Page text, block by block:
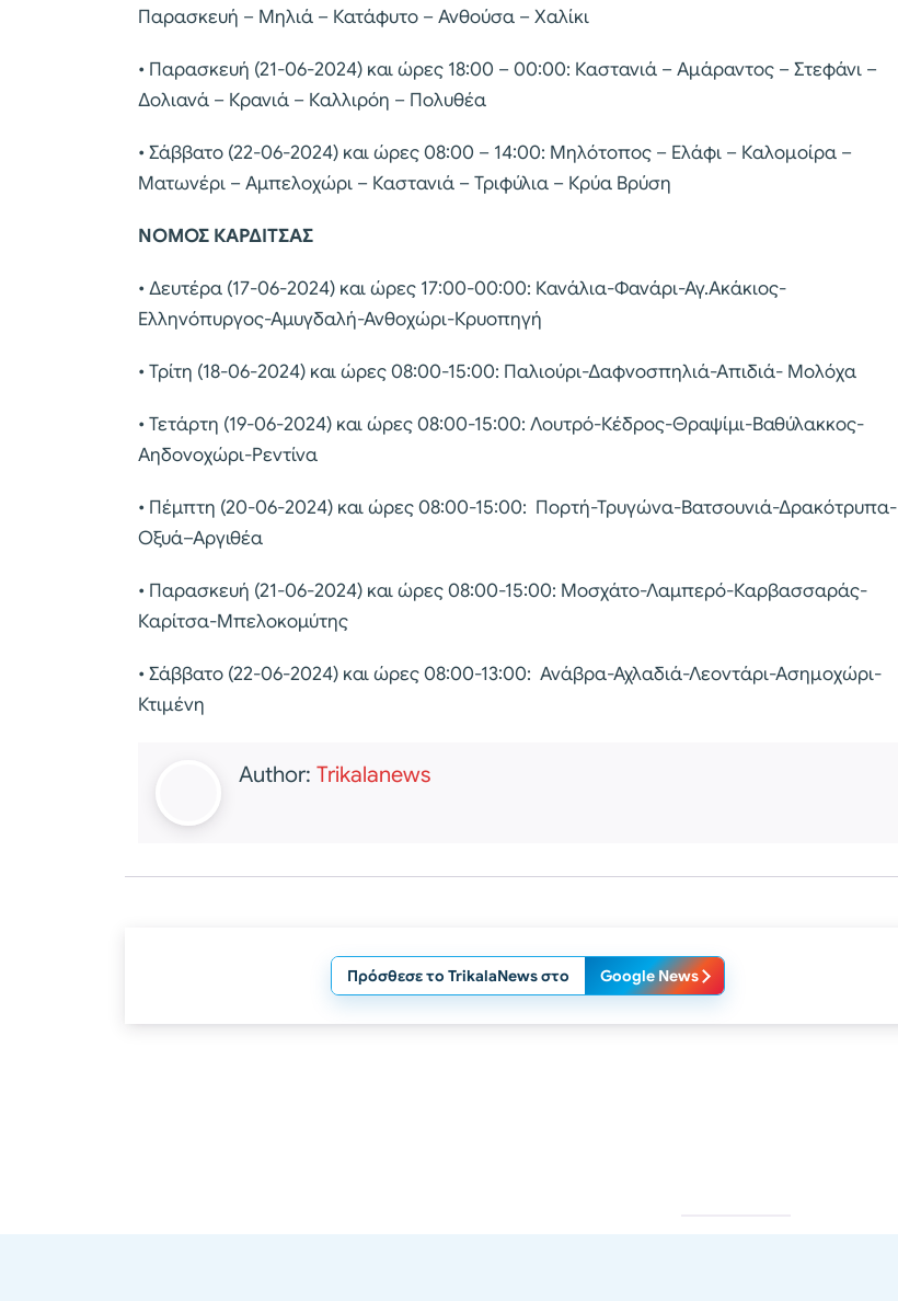
Παρασκευή – Μηλιά – Κατάφυτο – Ανθούσα – Χαλίκι
• Παρασκευή (21-06-2024) και ώρες 18:00 – 00:00: Καστανιά – Αμάραντος – Στεφάνι –
Δολιανά – Κρανιά – Καλλιρόη – Πολυθέα
• Σάββατο (22-06-2024) και ώρες 08:00 – 14:00: Μηλότοπος – Ελάφι – Καλομοίρα –
Ματωνέρι – Αμπελοχώρι – Καστανιά – Τριφύλια – Κρύα Βρύση
ΝΟΜΟΣ ΚΑΡΔΙΤΣΑΣ
• Δευτέρα (17-06-2024) και ώρες 17:00-00:00: Κανάλια-Φανάρι-Αγ.Ακάκιος-
Ελληνόπυργος-Αμυγδαλή-Ανθοχώρι-Κρυοπηγή
• Τρίτη (18-06-2024) και ώρες 08:00-15:00: Παλιούρι-Δαφνοσπηλιά-Απιδιά- Μολόχα
• Τετάρτη (19-06-2024) και ώρες 08:00-15:00: Λουτρό-Κέδρος-Θραψίμι-Βαθύλακκος-
Αηδονοχώρι-Ρεντίνα
• Πέμπτη (20-06-2024) και ώρες 08:00-15:00: Πορτή-Τρυγώνα-Βατσουνιά-Δρακότρυπα-
Οξυά–Αργιθέα
• Παρασκευή (21-06-2024) και ώρες 08:00-15:00: Μοσχάτο-Λαμπερό-Καρβασσαράς-
Καρίτσα-Μπελοκομύτης
• Σάββατο (22-06-2024) και ώρες 08:00-13:00: Ανάβρα-Αχλαδιά-Λεοντάρι-Ασημοχώρι-
Κτιμένη
Author: Trikalanews
Πρόσθεσε το TrikalaNews στο Google News